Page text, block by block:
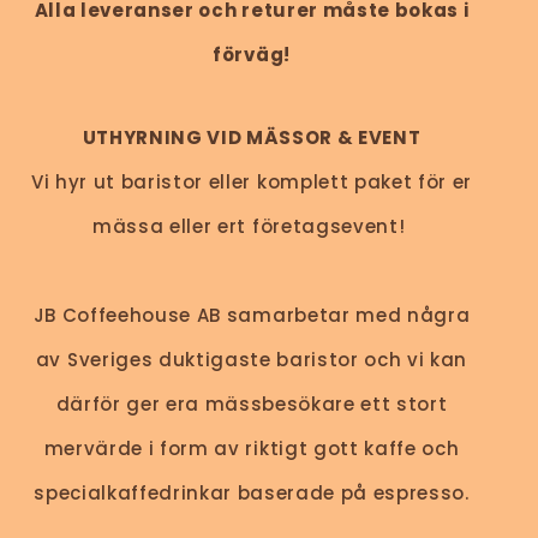
Alla leveranser och returer måste bokas i
förväg!
UTHYRNING VID MÄSSOR & EVENT
Vi hyr ut baristor eller komplett paket för er
mässa eller ert företagsevent!
JB Coffeehouse AB samarbetar med några
av Sveriges duktigaste baristor och vi kan
därför ger era mässbesökare ett stort
mervärde i form av riktigt gott kaffe och
specialkaffedrinkar baserade på espresso.